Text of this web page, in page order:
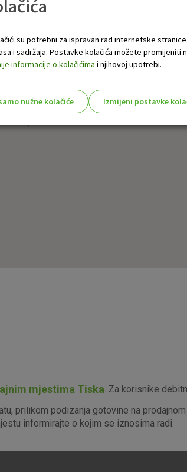
mjestima Tiska. Za korisnike
prilikom podizanja gotovine na
informirajte o kojim se iznosima radi.
su potrebni za ispravan rad internetske
i sadržaja. Postavke kolačića možete promijeniti
informacije o kolačićima i njihovoj upotrebi.
nužne kolačiće
Izmijeni postavke